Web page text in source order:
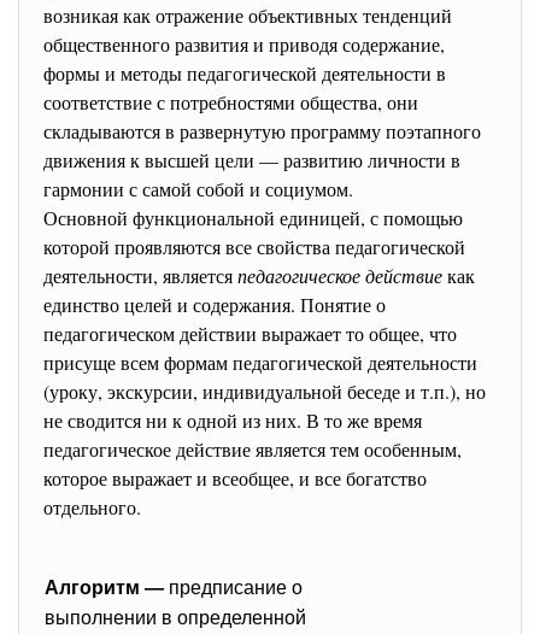
возникая как отражение объективных тенденций
общественного развития и приводя содержание,
формы и методы педагогической деятельности в
соответствие с потребностями общества, они
складываются в развернутую программу поэтапного
движения к высшей цели — развитию личности в
гармонии с самой собой и социумом.
Основной функциональной единицей, с помощью
которой проявляются все свойства педагогической
деятельности, являетсяпедагогическое действиекак
единство целей и содержания. Понятие о
педагогическом действии выражает то общее, что
присуще всем формам педагогической деятельности
(уроку, экскурсии, индивидуальной беседе и т.п.), но
не сводится ни к одной из них. В то же время
педагогическое действие является тем особенным,
которое выражает и всеобщее, и все богатство
отдельного.
Алгоритм — предписание о
выполнении в определенной